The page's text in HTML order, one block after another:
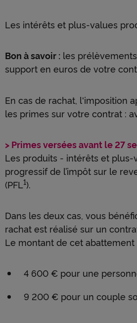
Les intérêts et plus-values
Bon à savoir : les
support en euros de votre
En cas de rachat, l'imposition
les primes sur votre contrat :
> Primes versées avant le 27
Les produits - intérêts et
progressif de l’impôt sur le
(PFL 1).
Dans les deux cas, vous
rachat est réalisé sur un
Le montant de cet abattement
4 600 € pour une
9 200 € pour un couple